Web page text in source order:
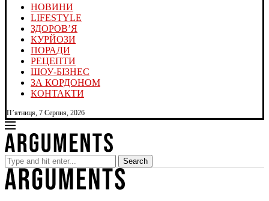
НОВИНИ
LIFESTYLE
ЗДОРОВ’Я
КУРЙОЗИ
ПОРАДИ
РЕЦЕПТИ
ШОУ-БІЗНЕС
ЗА КОРДОНОМ
КОНТАКТИ
П’ятниця, 7 Серпня, 2026
Search